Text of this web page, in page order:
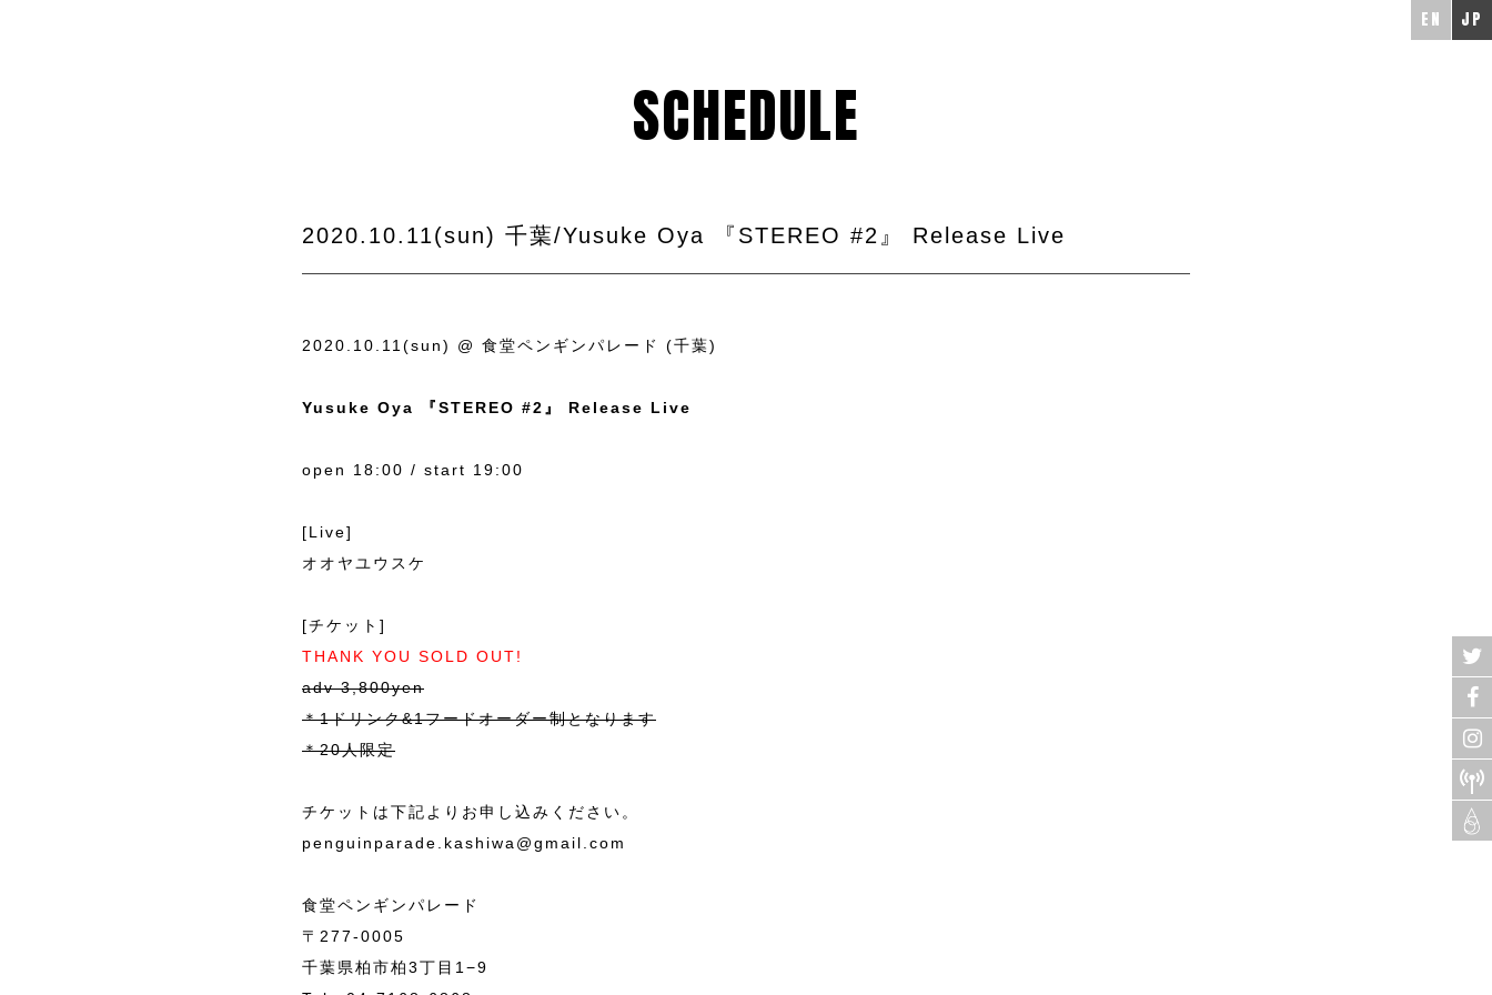
EN JP
SCHEDULE
2020.10.11(sun) 千葉/Yusuke Oya 『STEREO #2』 Release Live
2020.10.11(sun) @ 食堂ペンギンパレード (千葉)
Yusuke Oya 『STEREO #2』 Release Live
open 18:00 / start 19:00
[Live]
オオヤユウスケ
[チケット]
THANK YOU SOLD OUT!
adv 3,800yen
＊1ドリンク&1フードオーダー制となります
＊20人限定
チケットは下記よりお申し込みください。
penguinparade.kashiwa@gmail.com
食堂ペンギンパレード
〒277-0005
千葉県柏市柏3丁目1−9